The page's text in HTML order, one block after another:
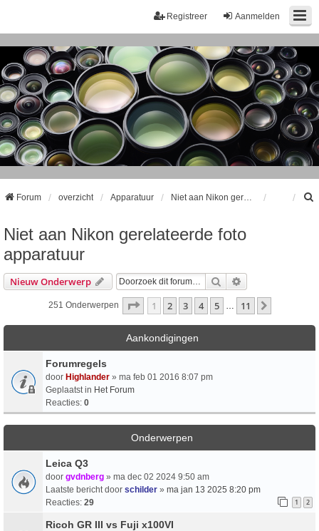
Aanmelden
Registreer
Forum overzicht Apparatuur
Niet aan Nikon gerelateerde foto
apparatuur
Nieuw Onderwerp Zoek
251 Onderwerpen Pagina Van11
1 2 3 4 5 11
Aankondigingen
Forumregels
door Highlander » ma feb 01 2016 8:07 pm
Geplaatst in Het Forum
Reacties: 0
Onderwerpen
Leica Q3
door gvdnberg » ma dec 02 2024 9:50 am
Laatste bericht door schilder » ma jan 13 2025 8:20 pm
Reacties: 29 1 2
Ricoh GR III vs Fuji x100VI